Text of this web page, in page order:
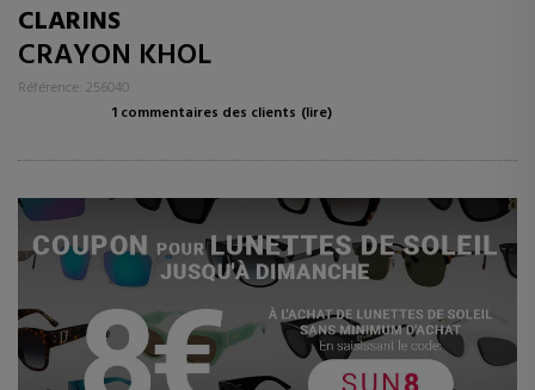
CLARINS
CRAYON KHOL
Référence: 256040
1 commentaires des clients (lire)